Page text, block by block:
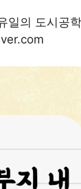
일의 도시공